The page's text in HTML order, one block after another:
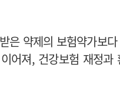
은 약제의 보험약가보
어져, 건강보험 재정